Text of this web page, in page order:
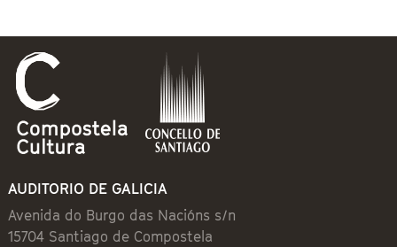
AUDITORIO DE GALICIA
Avenida do Burgo das Nacións s/n
15704 Santiago de Compostela